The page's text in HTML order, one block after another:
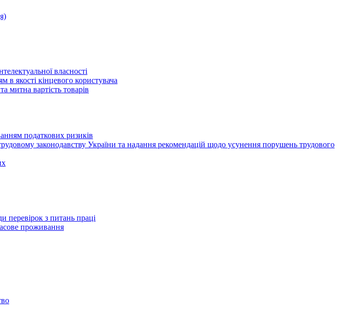
власності
в якості кінцевого користувача
митна вартість товарів
податкових ризиків
законодавству України та надання рекомендацій щодо усунення порушень трудового
перевірок з питань праці
проживання